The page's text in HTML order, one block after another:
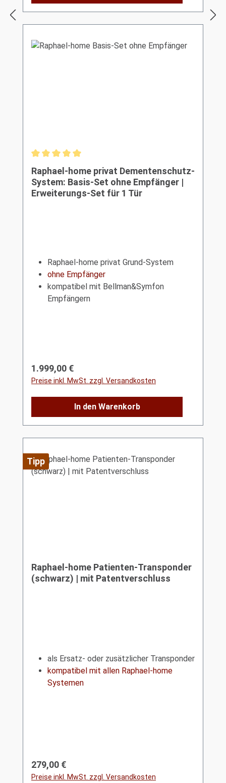
Durchschnittliche Bewertung von 5 von 5 Sternen
Raphael-home privat Dementenschutz-
System: Basis-Set ohne Empfänger |
Erweiterungs-Set für 1 Tür
Raphael-home privat Grund-System
ohne Empfänger
kompatibel mit Bellman&Symfon
Empfängern
Regulärer Preis:
1.999,00 €
Preise inkl. MwSt. zzgl. Versandkosten
In den Warenkorb
Tipp
Raphael-home Patienten-Transponder
(schwarz) | mit Patentverschluss
als Ersatz- oder zusätzlicher Transponder
kompatibel mit allen Raphael-home
Systemen
Regulärer Preis:
279,00 €
Preise inkl. MwSt. zzgl. Versandkosten